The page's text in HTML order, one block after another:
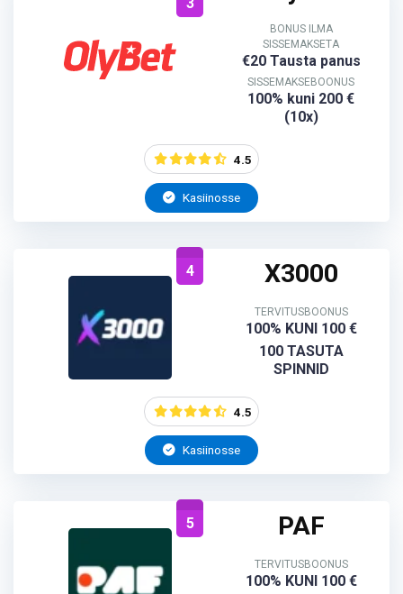
BONUS ILMA
SISSEMAKSETA
€20 Tausta panus
SISSEMAKSEBOONUS
100% kuni 200 €
(10x)
4.5
Kasiinosse
4 X3000
TERVITUSBOONUS
100% KUNI 100 €
100 TASUTA
SPINNID
4.5
Kasiinosse
5 PAF
TERVITUSBOONUS
100% KUNI 100 €